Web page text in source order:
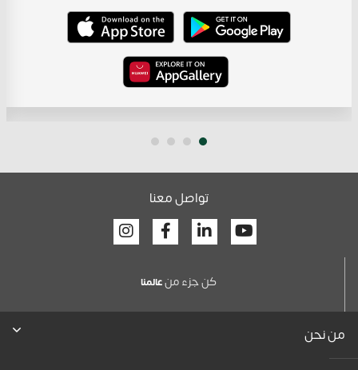
تواصل معنا
Youtube
Linkedin
Facebook
كن جزء منعالمنا
من نحن